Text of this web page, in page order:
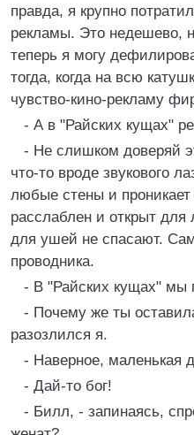
правда, я крупно
рекламы. Это недешево,
теперь я могу
тогда, когда на всю
чувство-кино-рекламу
- А в "Райских кущах"
- Не слишком доверяй
что-то вроде звукового
любые стены и проникает
расслаблен и открыт
для ушей не спасают. Сам
проводника.
- В "Райских кущах"
- Почему же ты
разозлился я.
- Наверное, маленькая
- Дай-то бог!
- Билл, - запинаясь,